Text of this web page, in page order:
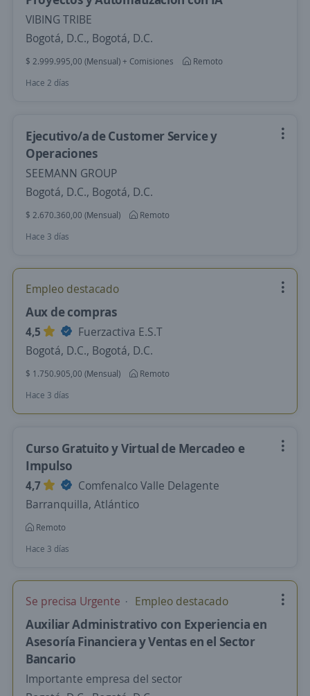
VIBING TRIBE
Bogotá, D.C., Bogotá, D.C.
$ 2.999.995,00 (Mensual) + Comisiones
Remoto
Hace 2 días
Ejecutivo/a de Customer Service y
Operaciones
SEEMANN GROUP
Bogotá, D.C., Bogotá, D.C.
$ 2.670.360,00 (Mensual)
Remoto
Hace 3 días
Empleo destacado
Aux de compras
4,5
Fuerzactiva E.S.T
Bogotá, D.C., Bogotá, D.C.
$ 1.750.905,00 (Mensual)
Remoto
Hace 3 días
Curso Gratuito y Virtual de Mercadeo e
Impulso
4,7
Comfenalco Valle Delagente
Barranquilla, Atlántico
Remoto
Hace 3 días
Se precisa Urgente Empleo destacado
Auxiliar Administrativo con Experiencia en
Asesoría Financiera y Ventas en el Sector
Bancario
Importante empresa del sector